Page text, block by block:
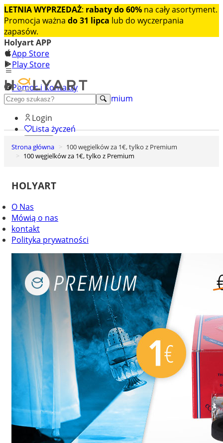
LETNIA WYPRZEDAŻ: rabaty do 60% na cały asortyment.
Promocja ważna do 31 lipca lub do wyczerpania
zapasów.
Holyart APP
App Store
Play Store
Pomoc i Kontakty
+48 222 922 860
Odkryj premium
Login
Lista życzeń
0
Koszyk
Strona główna
100 węgielków za 1€, tylko z Premium
100 węgielków za 1€, tylko z Premium
HOLYART
O Nas
Mówią o nas
kontakt
Polityka prywatności